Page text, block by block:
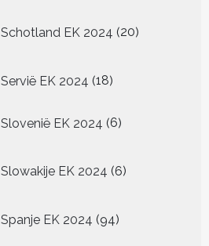
Schotland EK 2024 20
producten
Servië EK 2024 1818
Slovenië EK 2024 66
Slowakije EK 2024 6
producten
Spanje EK 2024 9494